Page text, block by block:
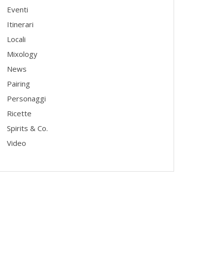
Eventi
Itinerari
Locali
Mixology
News
Pairing
Personaggi
Ricette
Spirits & Co.
Video